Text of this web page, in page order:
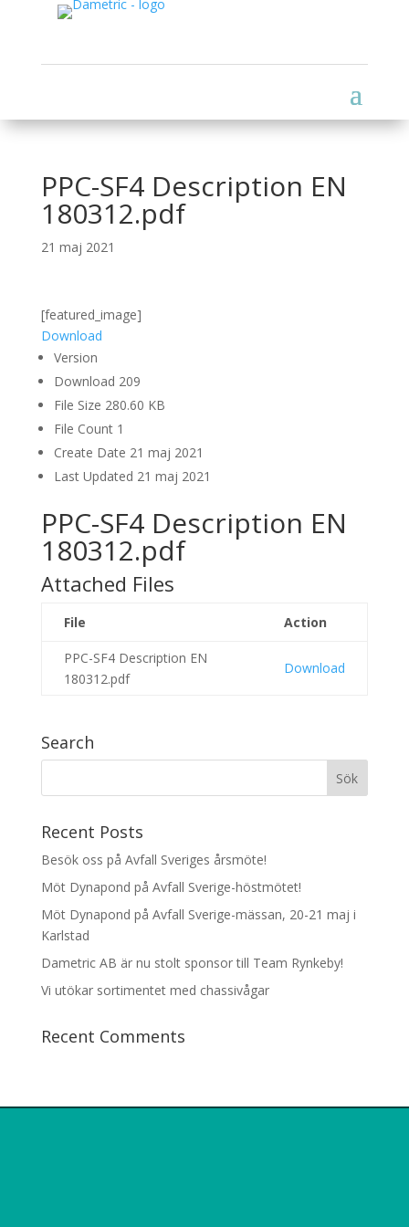
PPC-SF4 Description EN
180312.pdf
21 maj 2021
[featured_image]
Download
Version
Download 209
File Size 280.60 KB
File Count 1
Create Date 21 maj 2021
Last Updated 21 maj 2021
PPC-SF4 Description EN
180312.pdf
Attached Files
File Action
PPC-SF4 Description EN
180312.pdf
Download
Search
Recent Posts
Besök oss på Avfall Sveriges årsmöte!
Möt Dynapond på Avfall Sverige-höstmötet!
Möt Dynapond på Avfall Sverige-mässan, 20-21 maj i
Karlstad
Dametric AB är nu stolt sponsor till Team Rynkeby!
Vi utökar sortimentet med chassivågar
Recent Comments